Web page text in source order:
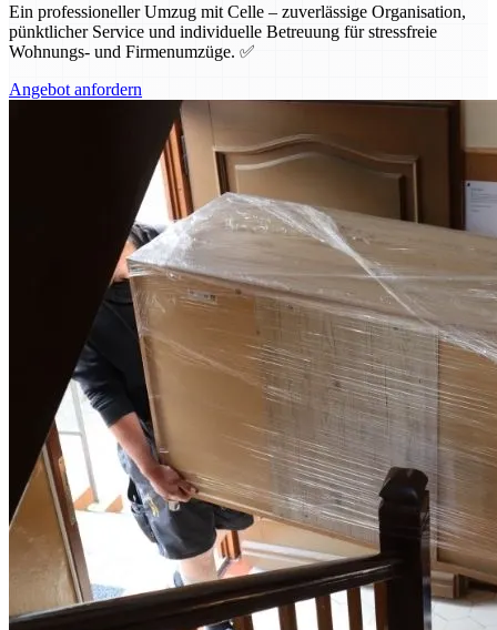
Ein professioneller Umzug mit Celle – zuverlässige Organisation,
pünktlicher Service und individuelle Betreuung für stressfreie
Wohnungs- und Firmenumzüge. ✅
Angebot anfordern